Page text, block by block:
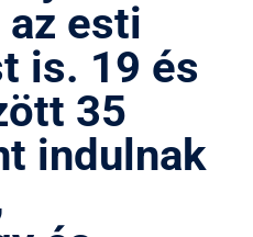
esti
is. 19 és
35
indulnak